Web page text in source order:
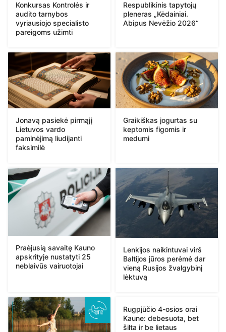
Konkursas Kontrolės ir
audito tarnybos
vyriausiojo specialisto
pareigoms užimti
Respublikinis tapytojų
pleneras „Kėdainiai.
Abipus Nevėžio 2026“
Jonavą pasiekė pirmąjį
Lietuvos vardo
paminėjimą liudijanti
faksimilė
Graikiškas jogurtas su
keptomis figomis ir
medumi
Praėjusią savaitę Kauno
apskrityje nustatyti 25
neblaivūs vairuotojai
Lenkijos naikintuvai virš
Baltijos jūros perėmė dar
vieną Rusijos žvalgybinį
lėktuvą
Rugpjūčio 4-osios orai
Kaune: debesuota, bet
šilta ir be lietaus